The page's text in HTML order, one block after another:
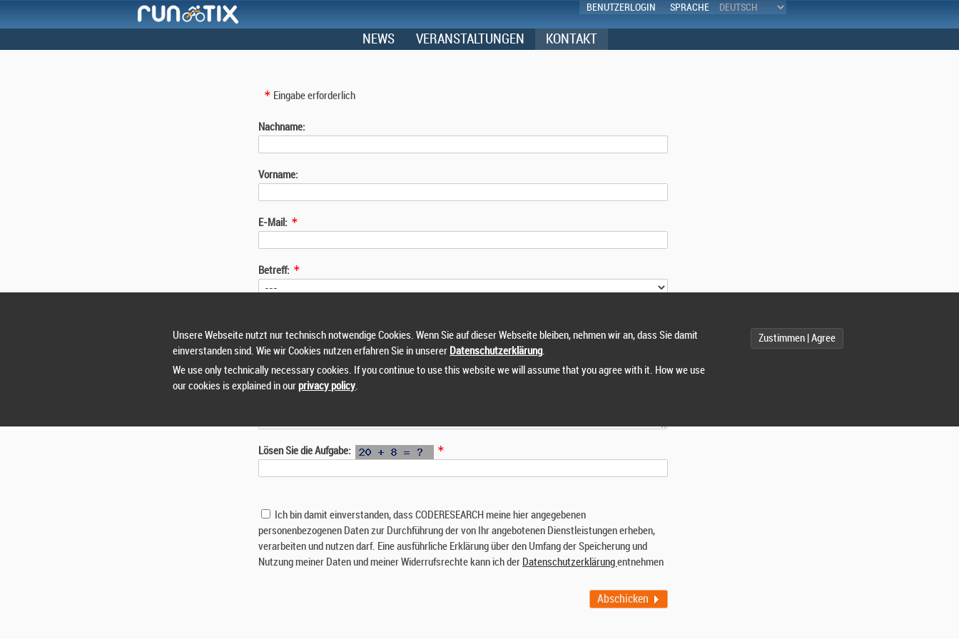
BENUTZERLOGIN SPRACHE
NEWS VERANSTALTUNGEN KONTAKT
Eingabe erforderlich
Nachname:
Vorname:
E-Mail:
Betreff:
Lösen Sie die Aufgabe:
Ich bin damit einverstanden, dass CODERESEARCH meine hier angegebenen
personenbezogenen Daten zur Durchführung der von Ihr angebotenen Dienstleistungen erheben,
verarbeiten und nutzen darf. Eine ausführliche Erklärung über den Umfang der Speicherung und
Nutzung meiner Daten und meiner Widerrufsrechte kann ich der Datenschutzerklärungentnehmen
Abschicken
Zustimmen | Agree
Unsere Webseite nutzt nur technisch notwendige Cookies. Wenn Sie auf dieser Webseite bleiben, nehmen wir an, dass Sie damit
einverstanden sind. Wie wir Cookies nutzen erfahren Sie in unserer Datenschutzerklärung.
We use only technically necessary cookies. If you continue to use this website we will assume that you agree with it. How we use
our cookies is explained in ourprivacy policy.